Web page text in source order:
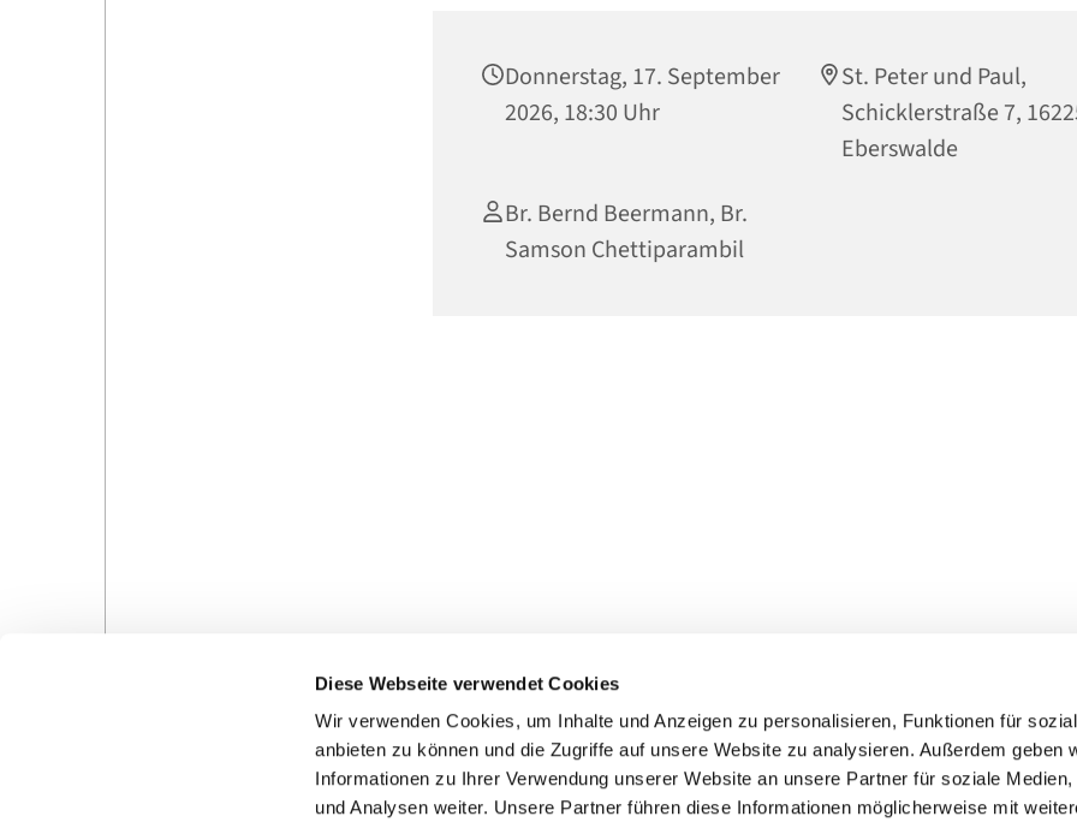
Diese Webseite verwendet Cookies
Wir verwenden Cookies, um Inhalte und Anzeigen zu personalisieren, Funktionen für
anbieten zu können und die Zugriffe auf unsere Website zu analysieren. Außerdem geben
Informationen zu Ihrer Verwendung unserer Website an unsere Partner für soziale Medien,
und Analysen weiter. Unsere Partner führen diese Informationen möglicherweise mit
Donnerstag, 17. September
2026, 18:30 Uhr
St. Peter und Paul,
Schicklerstraße 7,
Eberswalde
Br. Bernd Beermann, Br.
Samson Chettiparambil